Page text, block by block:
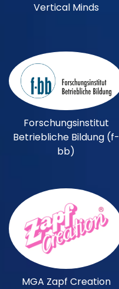
Vertical Minds
Forschungsinstitut
Betriebliche Bildung (f-
bb)
MGA Zapf Creation